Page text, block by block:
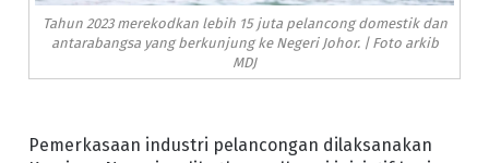
Tahun 2023 merekodkan lebih 15 juta pelancong domestik dan
antarabangsa yang berkunjung ke Negeri Johor. | Foto arkib
MDJ
Pemerkasaan industri pelancongan dilaksanakan